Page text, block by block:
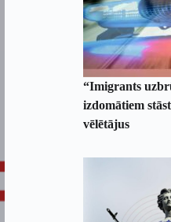
“Imigrants
izdomātiem
vēlētājus